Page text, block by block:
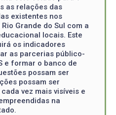
as relações das
existentes nos
Grande do Sul com a
locais. Este
os indicadores
as parcerias público-
e formar o banco de
possam ser
possam ser
vez mais visíveis e
na